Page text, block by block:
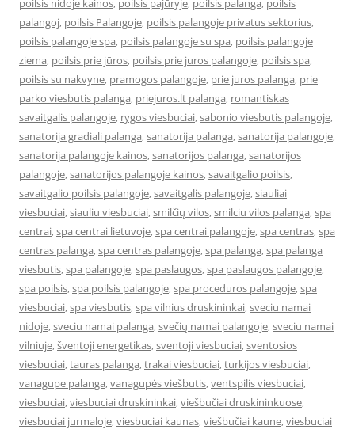
poilsis nidoje kainos, poilsis pajūryje, poilsis palanga, poilsis
palangoj, poilsis Palangoje, poilsis palangoje privatus sektorius,
poilsis palangoje spa, poilsis palangoje su spa, poilsis palangoje
ziema, poilsis prie jūros, poilsis prie juros palangoje, poilsis spa,
poilsis su nakvyne, pramogos palangoje, prie juros palanga, prie
parko viesbutis palanga, priejuros.lt palanga, romantiskas
savaitgalis palangoje, rygos viesbuciai,sabonio viesbutis palangoje,
sanatorija gradiali palanga,sanatorija palanga,sanatorija palangoje,
sanatorija palangoje kainos,sanatorijos palanga,sanatorijos
palangoje,sanatorijos palangoje kainos,savaitgalio poilsis,
savaitgalio poilsis palangoje,savaitgalis palangoje,siauliai
viesbuciai,siauliu viesbuciai,smilčių vilos,smilciu vilos palanga,spa
centrai,spa centrai lietuvoje,spa centrai palangoje,spa centras,spa
centras palanga,spa centras palangoje,spa palanga,spa palanga
viesbutis,spa palangoje,spa paslaugos,spa paslaugos palangoje,
spa poilsis,spa poilsis palangoje,spa proceduros palangoje,spa
viesbuciai,spa viesbutis,spa vilnius druskininkai,sveciu namai
nidoje,sveciu namai palanga,svečių namai palangoje,sveciu namai
vilniuje,šventoji energetikas,sventoji viesbuciai,sventosios
viesbuciai,tauras palanga,trakai viesbuciai,turkijos viesbuciai,
vanagupe palanga,vanagupės viešbutis,ventspilis viesbuciai,
viesbuciai,viesbuciai druskininkai,viešbučiai druskininkuose,
viesbuciai jurmaloje,viesbuciai kaunas,viešbučiai kaune,viesbuciai